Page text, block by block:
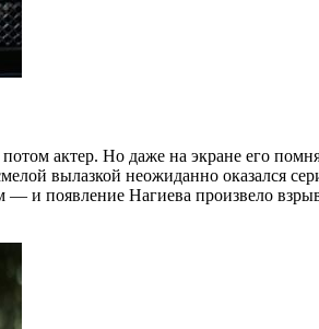
актер. Но даже на экране его
вылазкой неожиданно оказался
и появление Нагиева произвело